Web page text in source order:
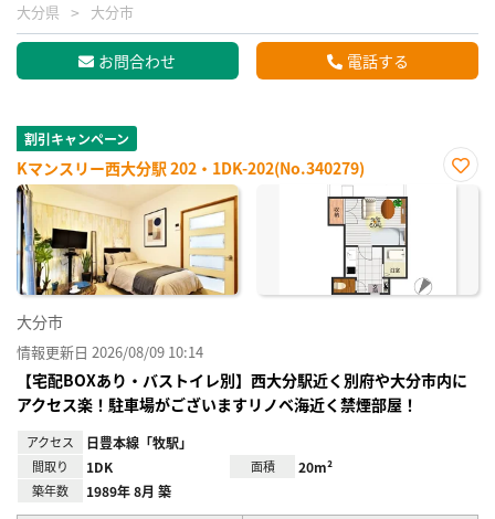
大分県 大分市
お問合わせ 電話する
割引キャンペーン
Kマンスリー西大分駅 202・1DK-202(No.340279)
お気
大分市
情報更新日 2026/08/09 10:14
【宅配BOXあり・バストイレ別】西大分駅近く別府や大分市内に
アクセス楽！駐車場がございますリノベ海近く禁煙部屋！
アクセス 日豊本線「牧駅」
間取り 1DK 面積 20m²
築年数 1989年 8月 築